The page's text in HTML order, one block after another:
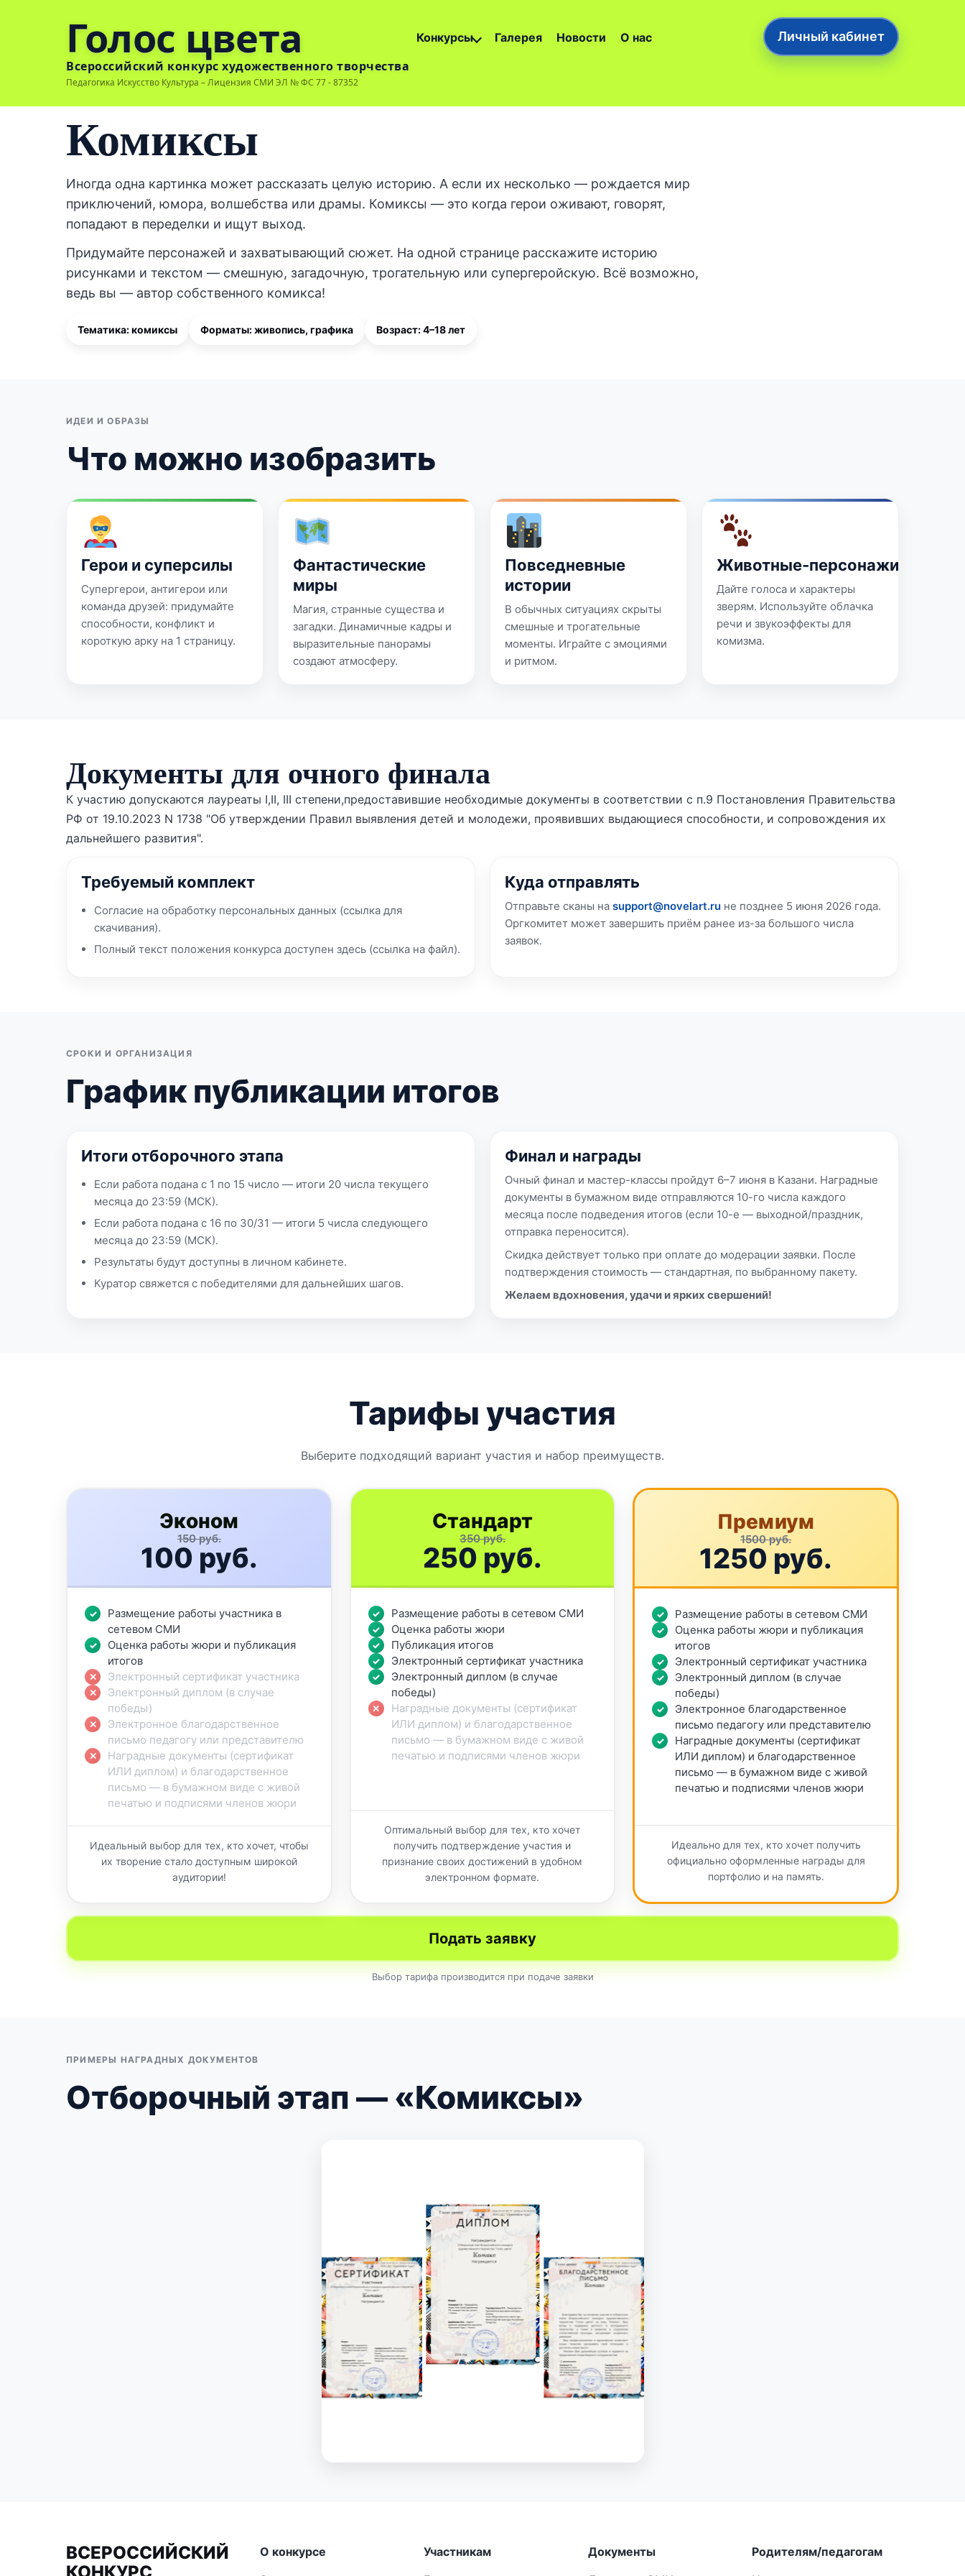
Голос цвета
Всероссийский конкурс художественного творчества
Педагогика Искусство Культура – Лицензия СМИ ЭЛ № ФС 77 - 87352
Конкурсы Галерея Новости О нас Личный кабинет
Комиксы
Иногда одна картинка может рассказать целую историю. А если их несколько — рождается мир
приключений, юмора, волшебства или драмы. Комиксы — это когда герои оживают, говорят,
попадают в переделки и ищут выход.
Придумайте персонажей и захватывающий сюжет. На одной странице расскажите историю
рисунками и текстом — смешную, загадочную, трогательную или супергеройскую. Всё возможно,
ведь вы — автор собственного комикса!
Тематика: комиксы Форматы: живопись, графика Возраст: 4–18 лет
ИДЕИ И ОБРАЗЫ
Что можно изобразить
Герои и суперсилы
Супергерои, антигерои или
команда друзей: придумайте
способности, конфликт и
короткую арку на 1 страницу.
Фантастические
миры
Магия, странные существа и
загадки. Динамичные кадры и
выразительные панорамы
создают атмосферу.
Повседневные
истории
В обычных ситуациях скрыты
смешные и трогательные
моменты. Играйте с эмоциями
и ритмом.
Животные‑персонажи
Дайте голоса и характеры
зверям. Используйте облачка
речи и звукоэффекты для
комизма.
Документы для очного финала
К участию допускаются лауреаты I,II, III степени,предоставившие необходимые документы в соответствии с п.9 Постановления Правительства
РФ от 19.10.2023 N 1738 "Об утверждении Правил выявления детей и молодежи, проявивших выдающиеся способности, и сопровождения их
дальнейшего развития".
Требуемый комплект
Согласие на обработку персональных данных (ссылка для
скачивания).
Полный текст положения конкурса доступен здесь (ссылка на файл).
Куда отправлять
Отправьте сканы на support@novelart.ru не позднее 5 июня 2026 года.
Оргкомитет может завершить приём ранее из-за большого числа
заявок.
СРОКИ И ОРГАНИЗАЦИЯ
График публикации итогов
Итоги отборочного этапа
Если работа подана с 1 по 15 число — итоги 20 числа текущего
месяца до 23:59 (МСК).
Если работа подана с 16 по 30/31 — итоги 5 числа следующего
месяца до 23:59 (МСК).
Результаты будут доступны в личном кабинете.
Куратор свяжется с победителями для дальнейших шагов.
Финал и награды
Очный финал и мастер-классы пройдут 6–7 июня в Казани. Наградные
документы в бумажном виде отправляются 10-го числа каждого
месяца после подведения итогов (если 10-е — выходной/праздник,
отправка переносится).
Скидка действует только при оплате до модерации заявки. После
подтверждения стоимость — стандартная, по выбранному пакету.
Желаем вдохновения, удачи и ярких свершений!
Тарифы участия
Выберите подходящий вариант участия и набор преимуществ.
Эконом
150 руб.
100 руб.
Размещение работы участника в
сетевом СМИ
Оценка работы жюри и публикация
итогов
Электронный сертификат участника
Электронный диплом (в случае
победы)
Электронное благодарственное
письмо педагогу или представителю
Наградные документы (сертификат
ИЛИ диплом) и благодарственное
письмо — в бумажном виде с живой
печатью и подписями членов жюри
Идеальный выбор для тех, кто хочет, чтобы
их творение стало доступным широкой
аудитории!
Стандарт
350 руб.
250 руб.
Размещение работы в сетевом СМИ
Оценка работы жюри
Публикация итогов
Электронный сертификат участника
Электронный диплом (в случае
победы)
Наградные документы (сертификат
ИЛИ диплом) и благодарственное
письмо — в бумажном виде с живой
печатью и подписями членов жюри
Оптимальный выбор для тех, кто хочет
получить подтверждение участия и
признание своих достижений в удобном
электронном формате.
Премиум
1500 руб.
1250 руб.
Размещение работы в сетевом СМИ
Оценка работы жюри и публикация
итогов
Электронный сертификат участника
Электронный диплом (в случае
победы)
Электронное благодарственное
письмо педагогу или представителю
Наградные документы (сертификат
ИЛИ диплом) и благодарственное
письмо — в бумажном виде с живой
печатью и подписями членов жюри
Идеально для тех, кто хочет получить
официально оформленные награды для
портфолио и на память.
Подать заявку
Выбор тарифа производится при подаче заявки
ПРИМЕРЫ НАГРАДНЫХ ДОКУМЕНТОВ
Отборочный этап — «Комиксы»
ВСЕРОССИЙСКИЙ
О конкурсе
Участникам
Документы
Родителям/педагогам